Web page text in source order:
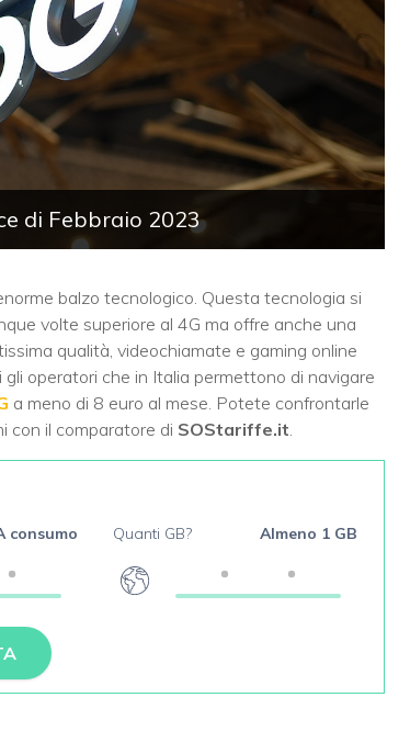
di Febbraio 2023
balzo tecnologico. Questa tecnologia si
volte superiore al 4G ma offre anche una
qualità, videochiamate e gaming online
operatori che in Italia permettono di navigare
a meno di 8 euro al mese. Potete confrontarle
con il comparatore di SOStariffe.it.
consumo Quanti GB? Almeno 1 GB